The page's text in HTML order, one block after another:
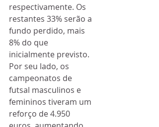
respectivamente. Os
restantes 33% serão a
fundo perdido, mais
8% do que
inicialmente previsto.
Por seu lado, os
campeonatos de
futsal masculinos e
femininos tiveram um
reforço de 4.950